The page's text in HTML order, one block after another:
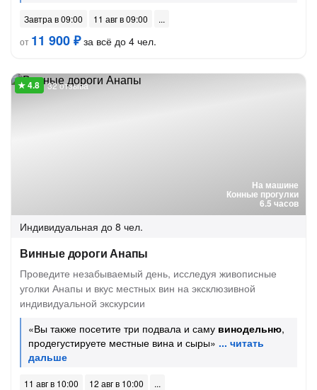
Завтра в 09:00
11 авг в 09:00
от 11 900 ₽за всё до 4 чел.
На машине
Конные прогулки
6.5 часов
32 отзыва
Индивидуальная до 8 чел.
Винные дороги Анапы
Проведите незабываемый день, исследуя живописные
уголки Анапы и вкус местных вин на эксклюзивной
индивидуальной экскурсии
«Вы также посетите три подвала и саму винодельню,
продегустируете местные вина и сыры»
11 авг в 10:00
12 авг в 10:00